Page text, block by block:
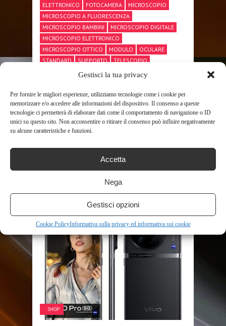
Gestisci la tua privacy
Per fornire le migliori esperienze, utilizziamo tecnologie come i cookie per
memorizzare e/o accedere alle informazioni del dispositivo. Il consenso a queste
tecnologie ci permetterà di elaborare dati come il comportamento di navigazione o ID
unici su questo sito. Non acconsentire o ritirare il consenso può influire negativamente
su alcune caratteristiche e funzioni.
Accetta
Nega
Gestisci opzioni
Cookie PolicyInformativa sulla privacy ed informativa sui cookie
ELETTRONICO
FOTOCAMERA
MICROSCOPIO
MICROSCOPIO A FLUORESCENZA
MICROSCOPIO BAMBINI
MICROSCOPIO DIGITALE
MICROSCOPIO ELETTRONICO
MICROSCOPIO OTTICO
MODULO
OCULARE
STANDARD
SUPPORTO
TELESCOPIO
TELESCOPIO CELESTRON
TELESCOPIO PROFESSIONALE
USB WIN1078
SHOP